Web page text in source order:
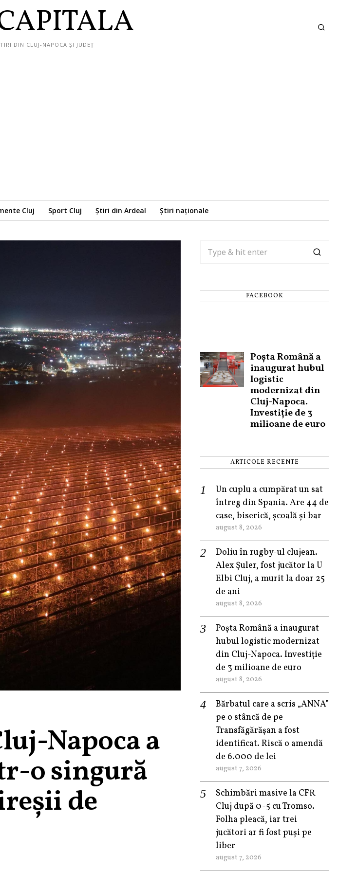
DIN CLUJ-NAPOCA ȘI JUDEȚ
Cluj Sport Cluj Știri din Ardeal Știri naționale
Napoca a
o singură
de
FACEBOOK
Poșta Română a
inaugurat hubul
logistic
modernizat din
Cluj-Napoca.
Investiție de 3
milioane de euro
ARTICOLE RECENTE
Un cuplu a cumpărat un sat
întreg din Spania. Are 44 de
case, biserică, școală și bar
august 8, 2026
Doliu în rugby-ul clujean.
Alex Șuler, fost jucător la U
Elbi Cluj, a murit la doar 25
de ani
august 8, 2026
Poșta Română a inaugurat
hubul logistic modernizat
din Cluj-Napoca. Investiție
de 3 milioane de euro
august 8, 2026
Bărbatul care a scris „ANNA”
pe o stâncă de pe
Transfăgărășan a fost
identificat. Riscă o amendă
de 6.000 de lei
august 7, 2026
Schimbări masive la CFR
Cluj după 0-5 cu Tromso.
Folha pleacă, iar trei
jucători ar fi fost puși pe
liber
august 7, 2026